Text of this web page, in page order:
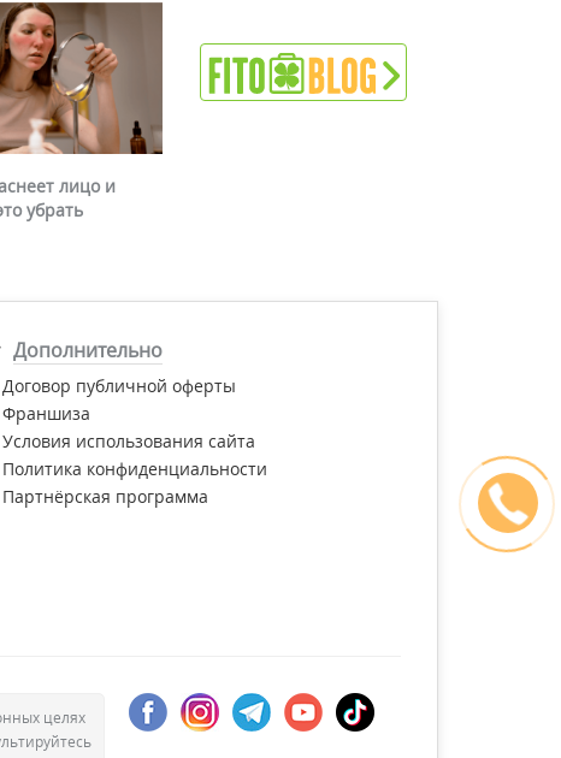
лицо и
убрать
Дополнительно
Договор публичной оферты
Франшиза
Условия использования сайта
Политика конфиденциальности
Партнёрская программа
целях